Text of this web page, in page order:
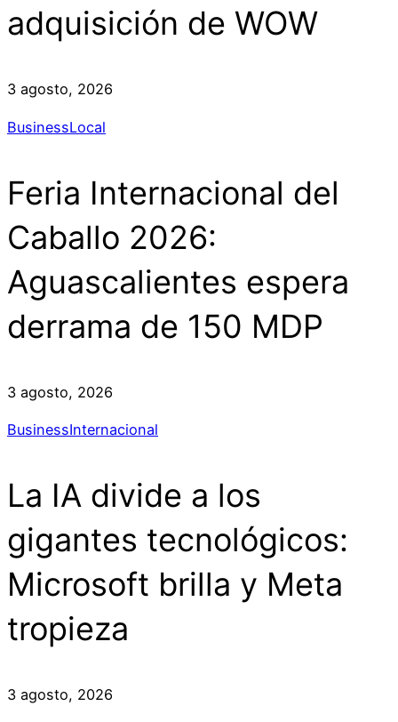
adquisición de WOW
3 agosto, 2026
BusinessLocal
Feria Internacional del
Caballo 2026:
Aguascalientes espera
derrama de 150 MDP
3 agosto, 2026
BusinessInternacional
La IA divide a los
gigantes tecnológicos:
Microsoft brilla y Meta
tropieza
3 agosto, 2026